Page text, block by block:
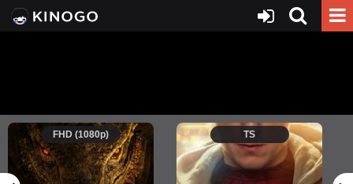
FHD (1080p) TS